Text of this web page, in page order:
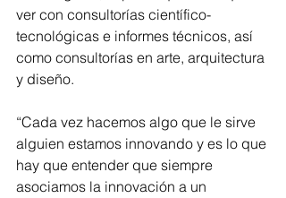
ver con consultorías científico-
tecnológicas e informes técnicos, así
como consultorías en arte, arquitectura
y diseño.
“Cada vez hacemos algo que le sirve
alguien estamos innovando y es lo que
hay que entender que siempre
asociamos la innovación a un